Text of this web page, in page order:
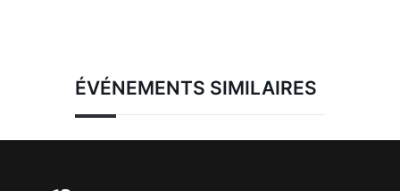
ÉVÉNEMENTS SIMILAIRES